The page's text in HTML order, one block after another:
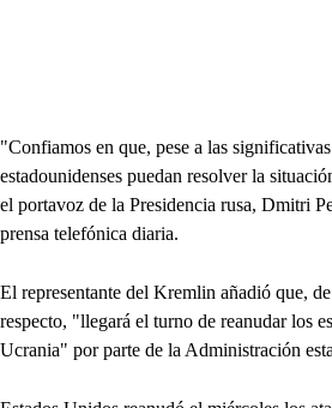
"Confiamos en que, pese a las
estadounidenses puedan resolver la
el portavoz de la Presidencia rusa, Dmitri
prensa telefónica diaria.
El representante del Kremlin añadió que,
respecto, "llegará el turno de reanudar los
Ucrania" por parte de la Administración